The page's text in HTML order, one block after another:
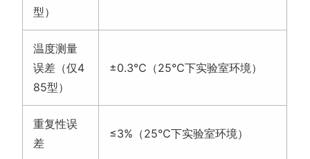
型）
温度测量
误差（仅4
85型）
±0.3℃（25℃下实验室环境）
重复性误
差
≤3%（25℃下实验室环境）